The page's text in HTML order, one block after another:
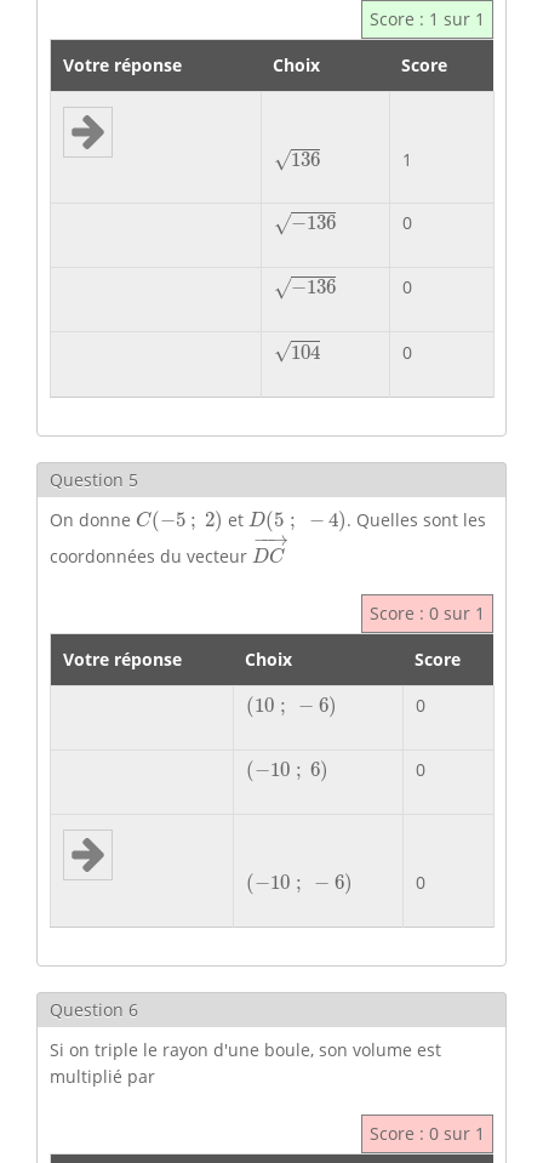
Score : 1 sur 1
Votre réponse
Choix Score
√136
136 1
√−136
136 0
√−136
136 0
√104
104 0
Question 5
On donne C(−5 ; 2)
C(− 5; 2 ) etD(5 ; − 4)
D(5; −
. Quelles sont les
coordonnées du vecteur
−
−→
DC
DC→
Score : 0 sur 1
Votre réponse
Choix Score
(10 ; − 6)
(10 ; 0
(−10 ; 6)
(− 10; ) 0
(−10 ; − 6)
(− 10; 0
Question 6
Si on triple le rayon d'une boule, son volume est
multiplié par
Score : 0 sur 1